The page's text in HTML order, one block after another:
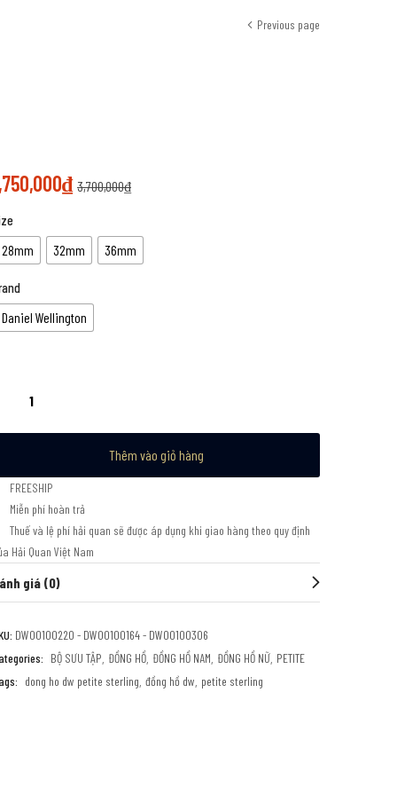
Previous page
₫ 3,700,000₫
28mm 32mm 36mm
Daniel Wellington
Thêm vào giỏ hàng
FREESHIP
Miễn phí hoàn trả
Thuế và lệ phí hải quan sẽ được áp dụng khi giao hàng theo quy định
Hải Quan Việt Nam
giá (0)
DW00100220 - DW00100164 - DW00100306
BỘ SƯU TẬP ĐỒNG HỒ ĐỒNG HỒ NAM ĐỒNG HỒ NỮ PETITE
dong ho dw petite sterling đồng hồ dw petite sterling